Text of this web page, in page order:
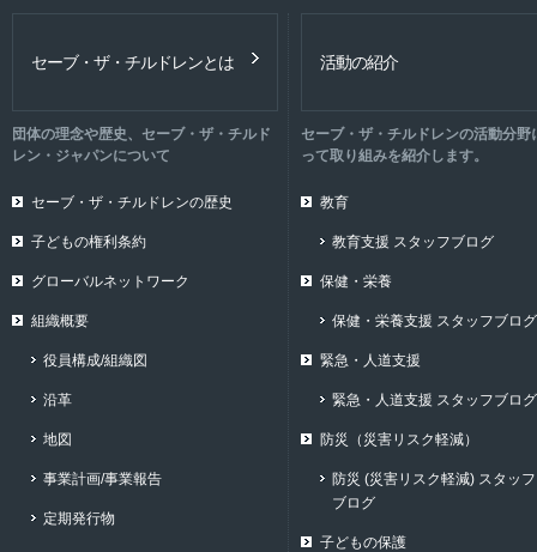
セーブ・ザ・チルドレンとは
団体の理念や歴史、セーブ・ザ・チルド
レン・ジャパンについて
セーブ・ザ・チルドレンの歴史
子どもの権利条約
グローバルネットワーク
組織概要
役員構成/組織図
沿革
地図
事業計画/事業報告
定期発行物
活動の紹介
セーブ・ザ・チルドレンの活動分野
って取り組みを紹介します。
教育
教育支援 スタッフブログ
保健・栄養
保健・栄養支援 スタッフブログ
緊急・人道支援
緊急・人道支援 スタッフブログ
防災（災害リスク軽減）
防災 (災害リスク軽減) スタッフ
ブログ
子どもの保護